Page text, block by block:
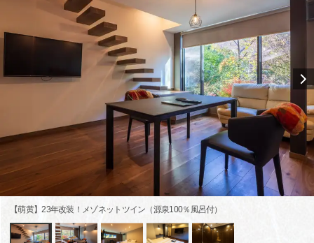
【萌黄】23年改装！メゾネットツイン（源泉100％風呂付）